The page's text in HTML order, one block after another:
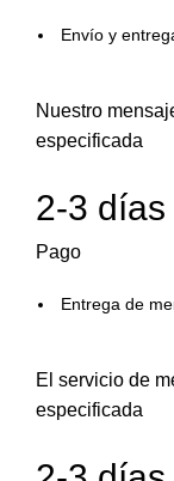
Envío y
Nuestro
especificada
2-3 días
Pago
Entrega de
El servicio de
especificada